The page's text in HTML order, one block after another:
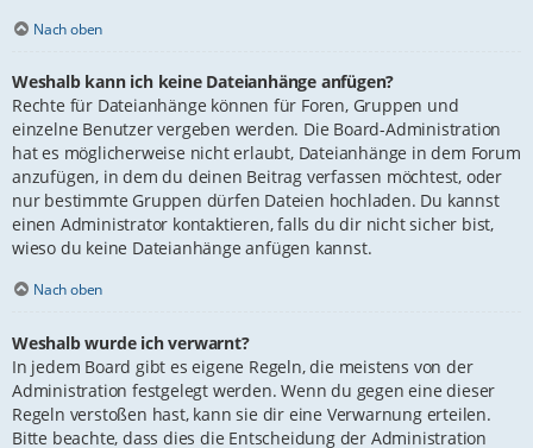
Nach oben
Weshalb kann ich keine Dateianhänge anfügen?
Rechte für Dateianhänge können für Foren, Gruppen und
einzelne Benutzer vergeben werden. Die Board-Administration
hat es möglicherweise nicht erlaubt, Dateianhänge in dem Forum
anzufügen, in dem du deinen Beitrag verfassen möchtest, oder
nur bestimmte Gruppen dürfen Dateien hochladen. Du kannst
einen Administrator kontaktieren, falls du dir nicht sicher bist,
wieso du keine Dateianhänge anfügen kannst.
Nach oben
Weshalb wurde ich verwarnt?
In jedem Board gibt es eigene Regeln, die meistens von der
Administration festgelegt werden. Wenn du gegen eine dieser
Regeln verstoßen hast, kann sie dir eine Verwarnung erteilen.
Bitte beachte, dass dies die Entscheidung der Administration